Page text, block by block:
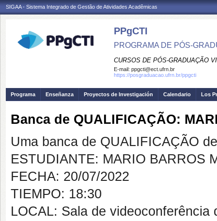
SIGAA - Sistema Integrado de Gestão de Atividades Acadêmicas
PPgCTI
PROGRAMA DE PÓS-
CURSOS DE PÓS-GRADUAÇÃO
E-mail: ppgcti@ect.ufrn.br
https://posgraduacao.ufrn.br/ppgcti
Programa Enseñanza Proyectos de Investigación Calendario Los
Banca de QUALIFICAÇÃO:
Uma banca de QUALIFICAÇÃO
ESTUDIANTE: MARIO BARROS
FECHA: 20/07/2022
TIEMPO: 18:30
LOCAL: Sala de